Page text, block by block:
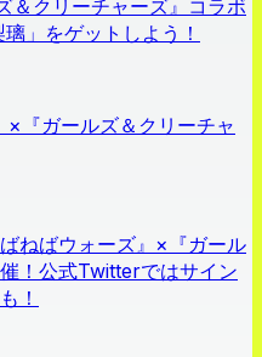
＆クリーチャーズ』コラボ
」をゲットしよう！
×『ガールズ＆クリーチャ
ねばウォーズ』×『ガール
！公式Twitterではサイン
！